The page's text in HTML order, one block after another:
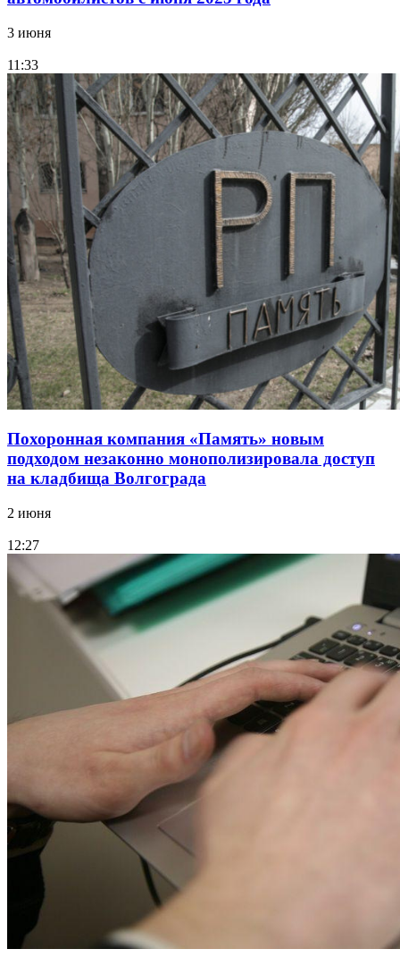
3 июня
11:33
Похоронная компания «Память» новым
подходом незаконно монополизировала доступ
на кладбища Волгограда
2 июня
12:27